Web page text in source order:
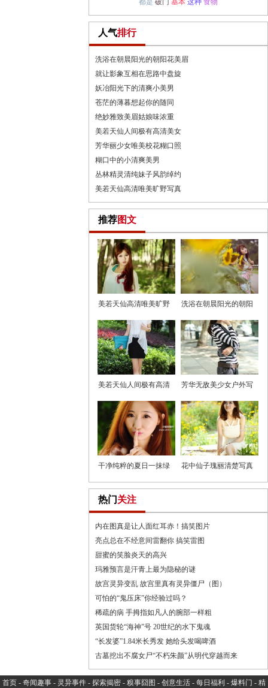
人气排行
洗浴在朝晨阳光的朝阳花美眉
就让影象互相在思路中盘旋
妖冶阳光下的清爽小美男
苍茫的薄暮想起你的随同
绝妙雅致美眉姑娘味浓重
美若天仙人间极有高清美女
芳华丽少女唯美校花糊口照
糊口中的小清爽美男
丛林精灵清纯妹子风韵绰约
美若天仙高清唯美旷野写真
推荐图文
美若天仙高清唯美旷野
洗浴在朝晨阳光的朝阳
美若天仙人间极有高清
芳华无敌美少女户外写
干净纯粹的夏日一抹绿 花中仙子瑰丽清楚写真
热门 关注
内在图真是让人面红耳赤！搞笑图片
亮点总在不经意间雷翻你 搞笑雷图
甜蜜的笑脸炎天的高兴
玛雅预言是汗青上最为隐秘的谜
故宫灵异变乱 故宫里真有灵异僵尸（图）
可怕的“鬼压床”你经验过吗？
稀疏的病 手拇指如凡人的腕部一样粗
英国货轮“海神”号 20世纪的水下鬼魂
“长发婆”1.84米长秀发 她给头发喝啤酒
古墓挖出不腐女尸“不朽朱颜”从明代穿越而来
首页 - 奇闻趣事 - 灵异事件 - 探索揭密 - 糗事囧图 - 创意生活 - 每日福利 - 爆料门 - 精